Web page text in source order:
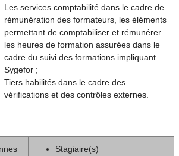
Les services comptabilité dans le cadre de
rémunération des formateurs, les éléments
permettant de comptabiliser et rémunérer
les heures de formation assurées dans le
cadre du suivi des formations impliquant
Sygefor ;
Tiers habilités dans le cadre des
vérifications et des contrôles externes.
Stagiaire(s)